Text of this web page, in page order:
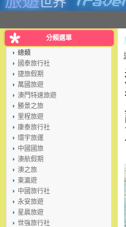
分類選單
總類
國泰旅行社
捷旅假期
萬國旅遊
澳門特速旅遊
勝景之旅
里程旅遊
康泰旅行社
環宇旅運
中國國旅
澳航假期
澳之旅
東瀛遊
中國旅行社
永安旅遊
星晨旅遊
世強旅行社